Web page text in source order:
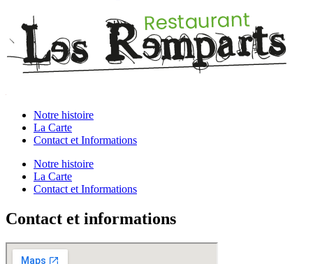
Notre histoire
La Carte
Contact et Informations
Notre histoire
La Carte
Contact et Informations
Contact et informations